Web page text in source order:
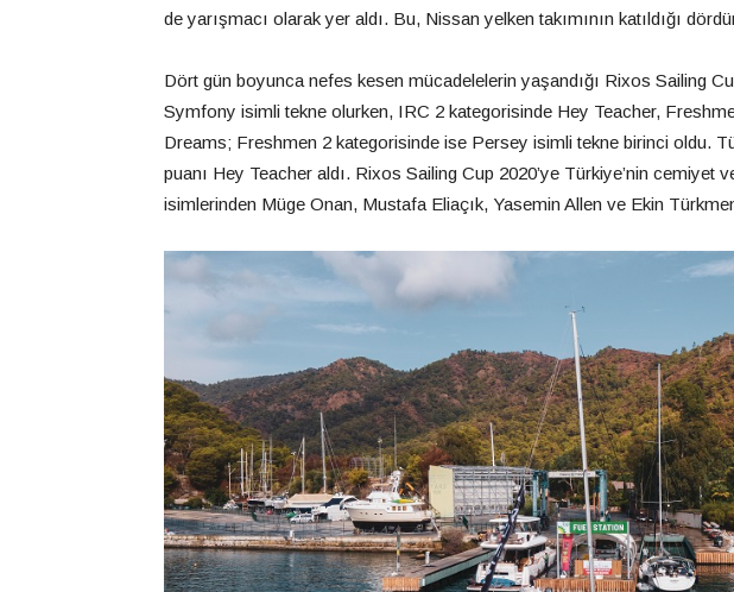
de yarışmacı olarak yer aldı. Bu, Nissan yelken takımının katıldığı
Dört gün boyunca nefes kesen mücadelelerin yaşandığı Rixos Sailing
Symfony isimli tekne olurken, IRC 2 kategorisinde Hey Teacher,
Dreams; Freshmen 2 kategorisinde ise Persey isimli tekne birinci oldu.
puanı Hey Teacher aldı. Rixos Sailing Cup 2020’ye Türkiye’nin cemiyet
isimlerinden Müge Onan, Mustafa Eliaçık, Yasemin Allen ve Ekin